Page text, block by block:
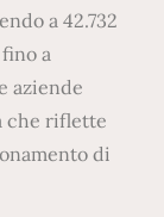
a 42.732
a
aziende
che riflette
di